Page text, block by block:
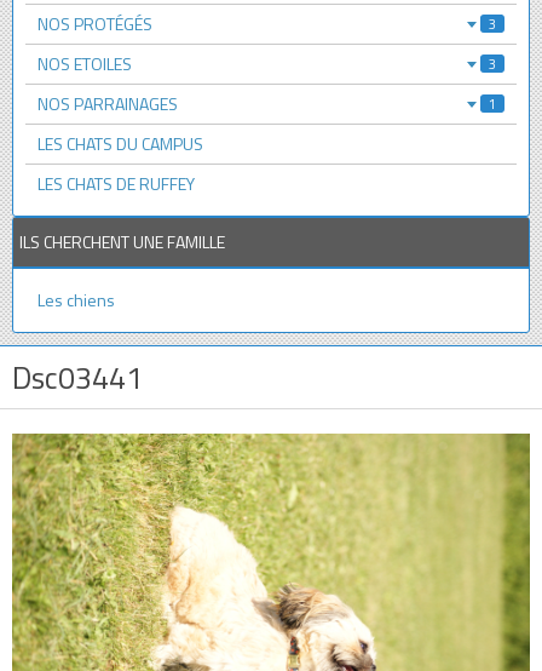
Dsc03441
NOS PROTÉGÉS 3
NOS ETOILES 3
NOS PARRAINAGES 1
LES CHATS DU CAMPUS
LES CHATS DE RUFFEY
ILS CHERCHENT UNE FAMILLE
Les chiens